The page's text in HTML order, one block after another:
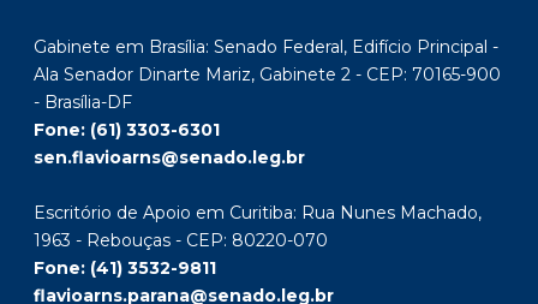
Gabinete em Brasília: Senado Federal, Edifício Principal -
Ala Senador Dinarte Mariz, Gabinete 2 - CEP: 70165-900
- Brasília-DF
Fone: (61) 3303-6301
sen.flavioarns@senado.leg.br
Escritório de Apoio em Curitiba: Rua Nunes Machado,
1963 - Rebouças - CEP: 80220-070
Fone: (41) 3532-9811
flavioarns.parana@senado.leg.br